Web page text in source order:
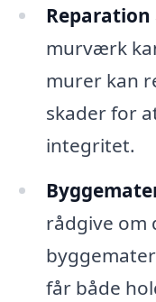
murværk
murer kan
skader for
integritet.
rådgive om
får både